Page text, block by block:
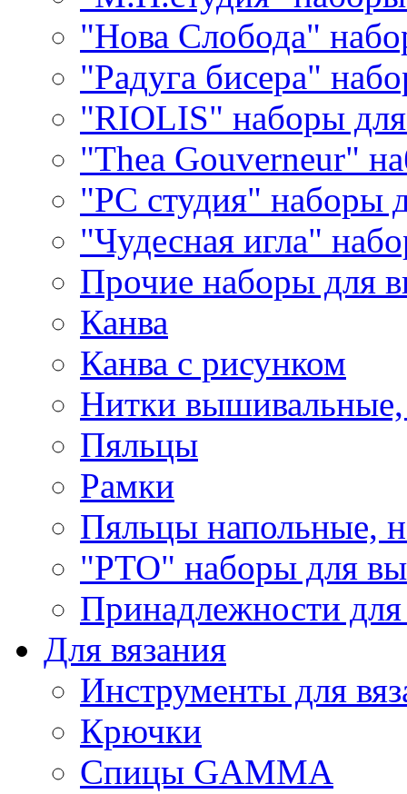
"Нова Слобода"
"Радуга бисера"
"RIOLIS" наборы
"Thea Gouverneur"
"РС студия" наборы
"Чудесная игла"
Прочие наборы для
Канва
Канва с рисунком
Нитки
Пяльцы
Рамки
Пяльцы напольные,
"РТО" наборы для
Принадлежности
Для вязания
Инструменты для
Крючки
Спицы GAMMA